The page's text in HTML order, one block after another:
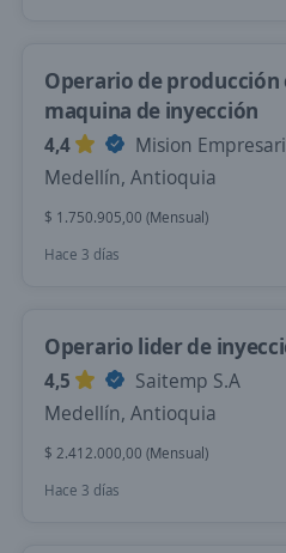
Operario de producción
maquina de inyección
4,4
Mision
Medellín, Antioquia
$ 1.750.905,00 (Mensual)
Hace 3 días
Operario lider de
4,5
Saitemp S.A
Medellín, Antioquia
$ 2.412.000,00 (Mensual)
Hace 3 días